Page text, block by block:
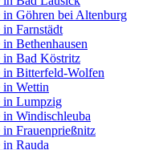
in Göhren bei Altenburg
Farnstädt
Bethenhausen
in Bad Köstritz
in Bitterfeld-Wolfen
in Wettin
in Lumpzig
Windischleuba
Frauenprießnitz
Rauda